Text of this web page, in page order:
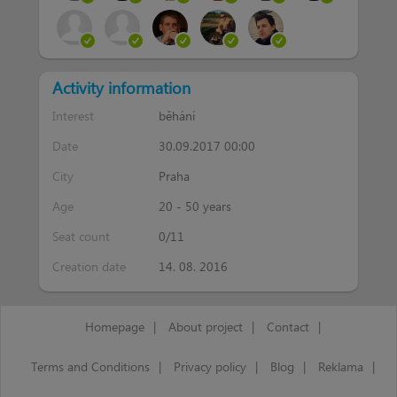
Activity information
Interest
běhání
Date
30.09.2017 00:00
City
Praha
Age
20 - 50 years
Seat count
0/11
Creation date
14. 08. 2016
Homepage | About project | Contact |
Terms and Conditions | Privacy policy | Blog | Reklama |